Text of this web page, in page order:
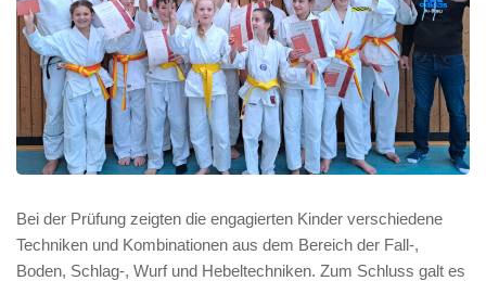
Bei der Prüfung zeigten die engagierten Kinder verschiedene
Techniken und Kombinationen aus dem Bereich der Fall-,
Boden, Schlag-, Wurf und Hebeltechniken. Zum Schluss galt es